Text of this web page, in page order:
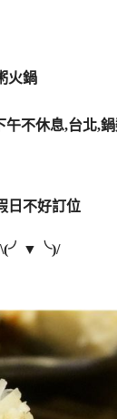
火鍋
日不好訂位
\(╯▼╰)/